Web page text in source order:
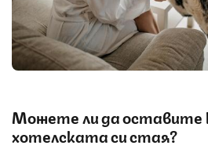
Можете ли да оставите
хотелската си стая?